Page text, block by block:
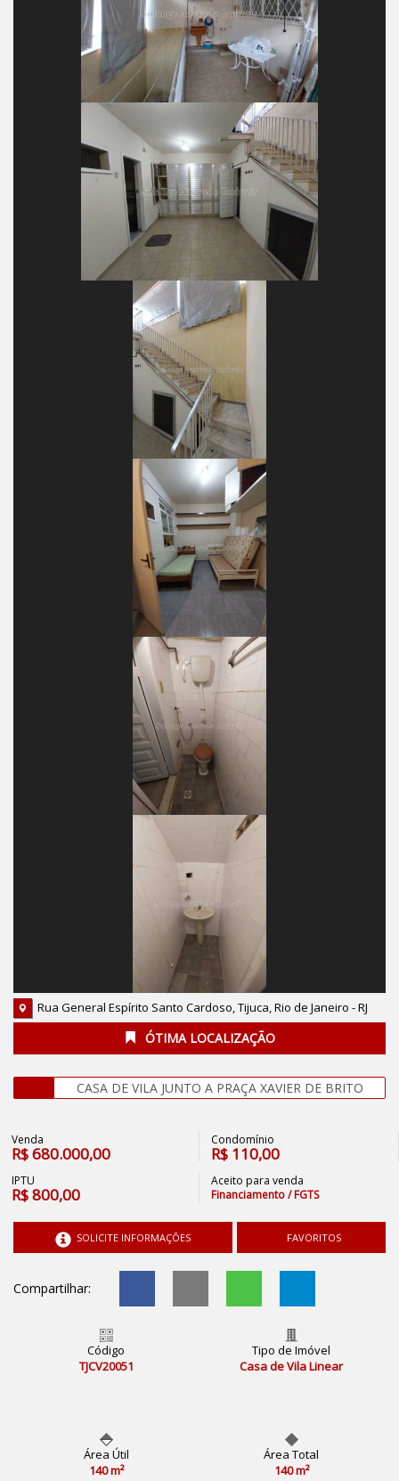
Rua General Espírito Santo Cardoso, Tijuca, Rio de Janeiro - RJ
ÓTIMA LOCALIZAÇÃO
CASA DE VILA JUNTO A PRAÇA XAVIER DE BRITO
Venda
R$680.000,00
Condomínio
R$ 110,00
IPTU
R$800,00
Aceito para venda
Financiamento / FGTS
SOLICITE INFORMAÇÕES FAVORITOS
Compartilhar:
Código
TJCV20051
Tipo de Imóvel
Casa de Vila Linear
Área Útil
140 m²
Área Total
140 m²